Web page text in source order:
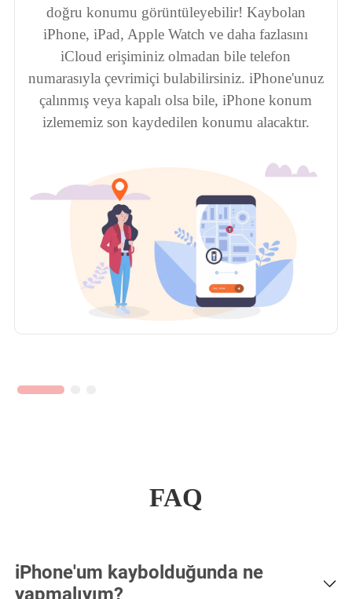
doğru konumu görüntüleyebilir! Kaybolan
iPhone, iPad, Apple Watch ve daha fazlasını
iCloud erişiminiz olmadan bile telefon
numarasıyla çevrimiçi bulabilirsiniz. iPhone'unuz
çalınmış veya kapalı olsa bile, iPhone konum
izlememiz son kaydedilen konumu alacaktır.
FAQ
iPhone'um kaybolduğunda ne
yapmalıyım?